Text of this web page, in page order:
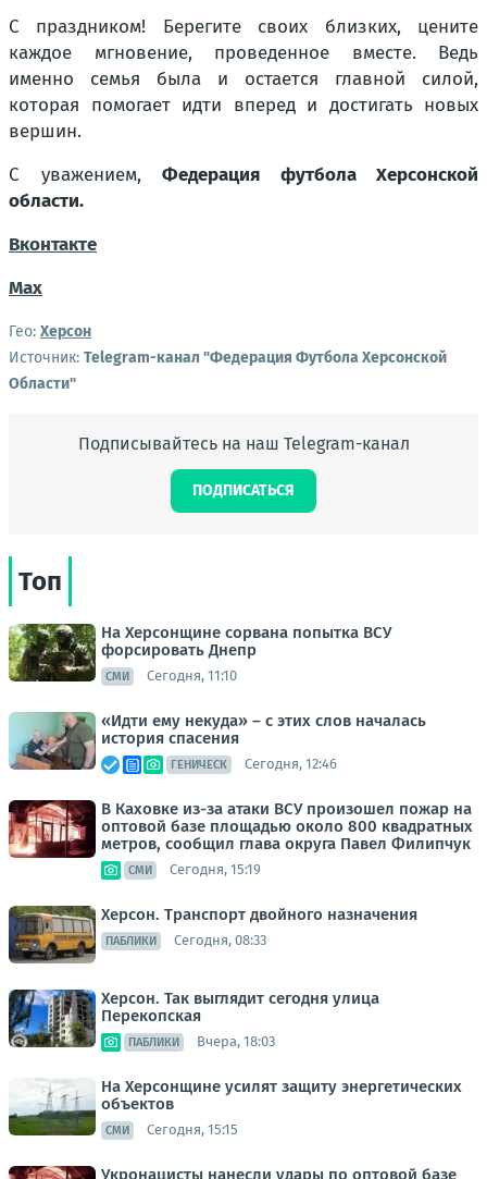
С праздником! Берегите своих близких, цените
каждое мгновение, проведенное вместе. Ведь
именно семья была и остается главной силой,
которая помогает идти вперед и достигать новых
вершин.
С уважением, Федерация футбола Херсонской
области.
Вконтакте
Мах
Гео: Херсон
Источник: Telegram-канал "Федерация Футбола Херсонской
Области"
Подписывайтесь на наш Telegram-канал
ПОДПИСАТЬСЯ
Топ
На Херсонщине сорвана попытка ВСУ
форсировать Днепр
СМИ Сегодня, 11:10
«Идти ему некуда» – с этих слов началась
история спасения
ГЕНИЧЕСК Сегодня, 12:46
В Каховке из-за атаки ВСУ произошел пожар на
оптовой базе площадью около 800 квадратных
метров, сообщил глава округа Павел Филипчук
СМИ Сегодня, 15:19
Херсон. Транспорт двойного назначения
ПАБЛИКИ Сегодня, 08:33
Херсон. Так выглядит сегодня улица
Перекопская
ПАБЛИКИ Вчера, 18:03
На Херсонщине усилят защиту энергетических
объектов
СМИ Сегодня, 15:15
Укронацисты нанесли удары по оптовой базе